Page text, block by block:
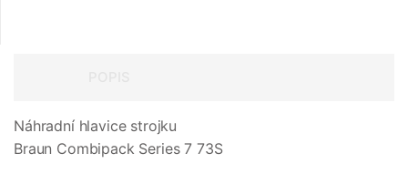
Náhradní hlavice strojku
Braun Combipack Series 7 73S